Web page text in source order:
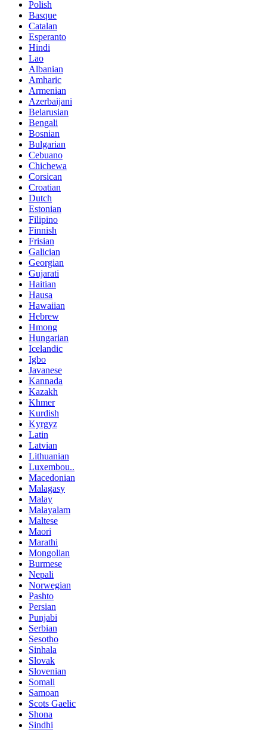
Polish
Basque
Catalan
Esperanto
Hindi
Lao
Albanian
Amharic
Armenian
Azerbaijani
Belarusian
Bengali
Bosnian
Bulgarian
Cebuano
Chichewa
Corsican
Croatian
Dutch
Estonian
Filipino
Finnish
Frisian
Galician
Georgian
Gujarati
Haitian
Hausa
Hawaiian
Hebrew
Hmong
Hungarian
Icelandic
Igbo
Javanese
Kannada
Kazakh
Khmer
Kurdish
Kyrgyz
Latin
Latvian
Lithuanian
Luxembou..
Macedonian
Malagasy
Malay
Malayalam
Maltese
Maori
Marathi
Mongolian
Burmese
Nepali
Norwegian
Pashto
Persian
Punjabi
Serbian
Sesotho
Sinhala
Slovak
Slovenian
Somali
Samoan
Scots Gaelic
Shona
Sindhi